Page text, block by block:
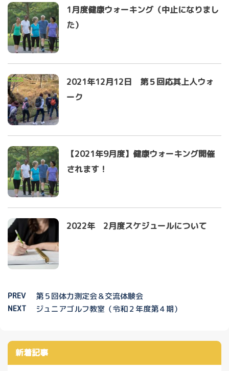
1月度健康ウォーキング（中止になりまし
た）
2021年12月12日 第５回応其上人ウォ
ーク
【2021年9月度】健康ウォーキング開催
されます！
2022年 2月度スケジュールについて
PREV 第５回体力測定会＆交流体験会
NEXT ジュニアゴルフ教室（令和２年度第４期）
新着記事